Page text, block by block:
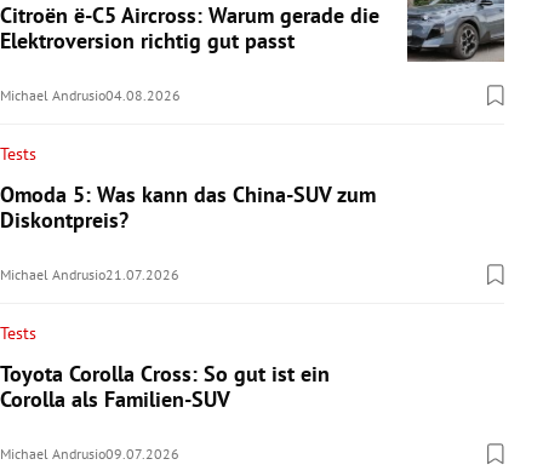
Citroën ë-C5 Aircross: Warum gerade die
Elektroversion richtig gut passt
Michael Andrusio04.08.2026
Tests
Omoda 5: Was kann das China-SUV zum
Diskontpreis?
Michael Andrusio21.07.2026
Tests
Toyota Corolla Cross: So gut ist ein
Corolla als Familien-SUV
Michael Andrusio09.07.2026